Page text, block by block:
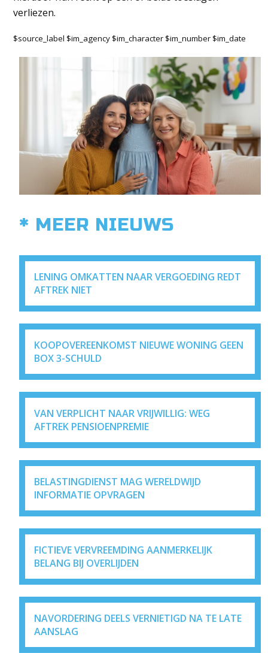
verliezen.
$source_label $im_agency $im_character $im_number $im_date
* MEER NIEUWS
LENING OMKATTEN NAAR VERGOEDING REDT
AFTREK NIET
KOOPOVEREENKOMST NIEUWE WONING GEEN
BOX 3-SCHULD
VAN VERPLICHT NAAR VRIJWILLIG: WEG
AFTREK PENSIOENPREMIE
BELASTINGDIENST MAG WERELDWIJD
INFORMATIE OPVRAGEN
FICTIEVE VERVREEMDING AANMERKELIJK
BELANG BIJ OVERLIJDEN
NAVORDERING DEELS VERNIETIGD NA TE LATE
AANSLAG